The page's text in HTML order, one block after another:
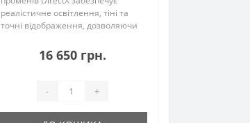
реалістичне освітлення, тіні та
точні відображення, дозволяючи
16 650 грн.
- +